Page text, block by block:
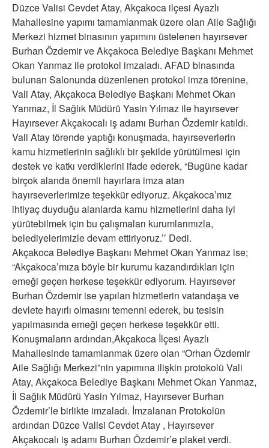
Düzce Valisi Cevdet Atay, Akçakoca ilçesi Ayazlı
Mahallesine yapımı tamamlanmak üzere olan Aile Sağlığı
Merkezi hizmet binasının yapımını üstelenen hayırsever
Burhan Özdemir ve Akçakoca Belediye Başkanı Mehmet
Okan Yanmaz ile protokol imzaladı. AFAD binasında
bulunan Salonunda düzenlenen protokol imza törenine,
Vali Atay, Akçakoca Belediye Başkanı Mehmet Okan
Yanmaz, İl Sağlık Müdürü Yasin Yılmaz ile hayırsever
Hayırsever Akçakocalı iş adamı Burhan Özdemir katıldı.
Vali Atay törende yaptığı konuşmada, hayırseverlerin
kamu hizmetlerinin sağlıklı bir şekilde yürütülmesi için
destek ve katkı verdiklerini ifade ederek, “Bugüne kadar
birçok alanda önemli hayırlara imza atan
hayırseverlerimize teşekkür ediyoruz. Akçakoca’mız
ihtiyaç duyduğu alanlarda kamu hizmetlerini daha iyi
yürütebilmek için bu çalışmaları kurumlarımızla,
belediyelerimizle devam ettiriyoruz.’’ Dedi.
Akçakoca Belediye Başkanı Mehmet Okan Yanmaz ise;
“Akçakoca’mıza böyle bir kurumu kazandırdıkları için
emeği geçen herkese teşekkür ediyorum. Hayırsever
Burhan Özdemir ise yapılan hizmetlerin vatandaşa ve
devlete hayırlı olmasını temenni ederek, bu tesisin
yapılmasında emeği geçen herkese teşekkür etti.
Konuşmaların ardından,Akçakoca İlçesi Ayazlı
Mahallesinde tamamlanmak üzere olan “Orhan Özdemir
Aile Sağlığı Merkezi”nin yapımına ilişkin protokolü Vali
Atay, Akçakoca Belediye Başkanı Mehmet Okan Yanmaz,
İl Sağlık Müdürü Yasin Yılmaz, Hayırsever Burhan
Özdemir’le birlikte imzaladı. İmzalanan Protokolün
ardından Düzce Valisi Cevdet Atay , Hayırsever
Akçakocalı iş adamı Burhan Özdemir’e plaket verdi.